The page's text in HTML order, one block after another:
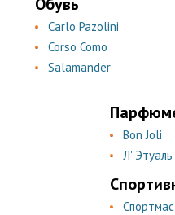
Carlo Pazolini
Corso Como
Salamander
Bon Joli
Л' Этуаль